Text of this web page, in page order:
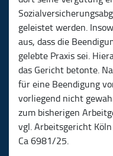
geleistet werden.
aus, dass die
gelebte Praxis sei.
das Gericht betonte.
für eine Beendigung
vorliegend nicht
zum bisherigen
vgl. Arbeitsgericht
Ca 6981/25.